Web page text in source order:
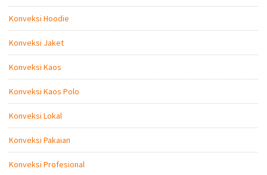
Konveksi Hoodie
Konveksi Jaket
Konveksi Kaos
Konveksi Kaos Polo
Konveksi Lokal
Konveksi Pakaian
Konveksi Profesional